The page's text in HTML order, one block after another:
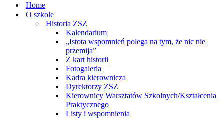
Home
O szkole
Historia ZSZ
Kalendarium
„Istota wspomnień polega na tym, że nic nie
przemija”
Z kart historii
Fotogaleria
Kadra kierownicza
Dyrektorzy ZSZ
Kierownicy Warsztatów Szkolnych/Kształcenia
Praktycznego
Listy i wspomnienia